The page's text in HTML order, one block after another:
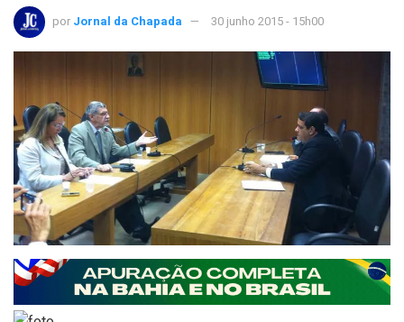
por Jornal da Chapada 30 junho 2015 - 15h00